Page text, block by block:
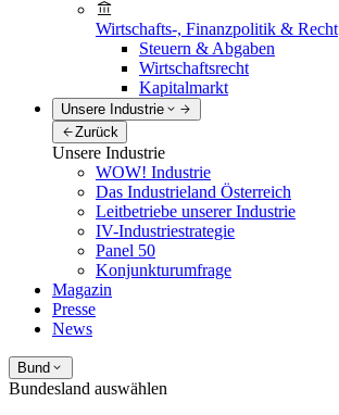
Wirtschafts-, Finanzpolitik & Recht
Steuern & Abgaben
Wirtschaftsrecht
Kapitalmarkt
Unsere Industrie
Zurück
Unsere Industrie
WOW! Industrie
Das Industrieland Österreich
Leitbetriebe unserer Industrie
IV-Industriestrategie
Panel 50
Konjunkturumfrage
Magazin
Presse
News
Bund
Bundesland auswählen